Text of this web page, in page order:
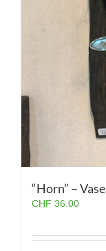
“Horn” – Vase
CHF 36.00